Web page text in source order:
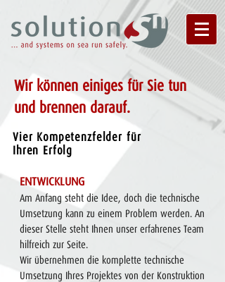
Wir können einiges für Sie tun
und brennen darauf.
Vier Kompetenzfelder für
Ihren Erfolg
​ENTWICKLUNG
Am Anfang steht die Idee, doch die technische
Umsetzung kann zu einem Problem werden. An
dieser Stelle steht Ihnen unser erfahrenes Team
hilfreich zur Seite.
Wir übernehmen die komplette technische
Umsetzung Ihres Projektes von der Konstruktion